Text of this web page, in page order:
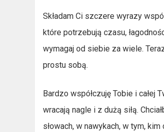
Składam Ci szczere wyrazy
które potrzebują czasu,
wymagaj od siebie za wiele.
prostu sobą.
Bardzo współczuję Tobie i
wracają nagle i z dużą siłą.
słowach, w nawykach, w tym,